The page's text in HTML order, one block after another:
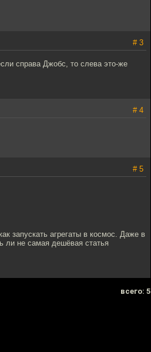
# 3
справа Джобс, то слева это-же
# 4
# 5
запускать агрегаты в космос. Даже в
ли не самая дешёвая статья
всего: 5